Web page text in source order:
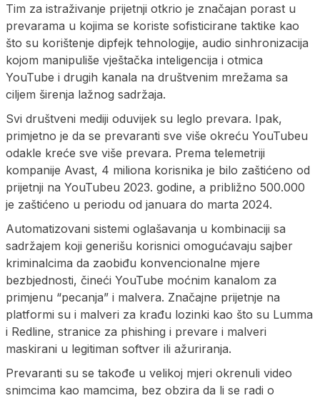
Tim za istraživanje prijetnji otkrio je značajan porast u
prevarama u kojima se koriste sofisticirane taktike kao
što su korištenje dipfejk tehnologije, audio sinhronizacija
kojom manipuliše vještačka inteligencija i otmica
YouTube i drugih kanala na društvenim mrežama sa
ciljem širenja lažnog sadržaja.
Svi društveni mediji oduvijek su leglo prevara. Ipak,
primjetno je da se prevaranti sve više okreću YouTubeu
odakle kreće sve više prevara. Prema telemetriji
kompanije Avast, 4 miliona korisnika je bilo zaštićeno od
prijetnji na YouTubeu 2023. godine, a približno 500.000
je zaštićeno u periodu od januara do marta 2024.
Automatizovani sistemi oglašavanja u kombinaciji sa
sadržajem koji generišu korisnici omogućavaju sajber
kriminalcima da zaobiđu konvencionalne mjere
bezbjednosti, čineći YouTube moćnim kanalom za
primjenu “pecanja” i malvera. Značajne prijetnje na
platformi su i malveri za krađu lozinki kao što su Lumma
i Redline, stranice za phishing i prevare i malveri
maskirani u legitiman softver ili ažuriranja.
Prevaranti su se takođe u velikoj mjeri okrenuli video
snimcima kao mamcima, bez obzira da li se radi o